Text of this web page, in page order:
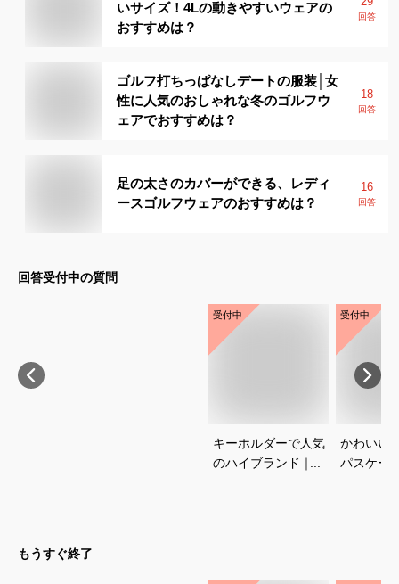
いサイズ！4Lの動きやすいウェアの
おすすめは？
回答
ゴルフ打ちっぱなしデートの服装│女
性に人気のおしゃれな冬のゴルフウ
ェアでおすすめは？
18
回答
足の太さのカバーができる、レディ
ースゴルフウェアのおすすめは？
16
回答
回答受付中の質問
受付中
キーホルダーで人気
のハイブランド｜プ
受付中
かわいい
パスケー
もうすぐ終了